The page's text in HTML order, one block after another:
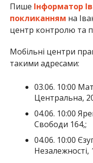
Пише Інформатор
покликанням на
центр контролю та
Мобільні центри
такими адресами:
03.06. 10:00
Центральна,
04.06. 10:00
Свободи 164,;
04.06. 10:00
Незалежності,